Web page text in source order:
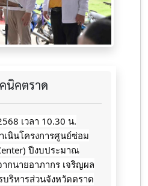
นิคตราด
เวลา 10.30 น.
นินโครงการศูนย์ซ่อม
ปีงบประมาณ
กนายอาภากร​ เจริญ​ผล
บริหารส่วนจังหวัดตราด